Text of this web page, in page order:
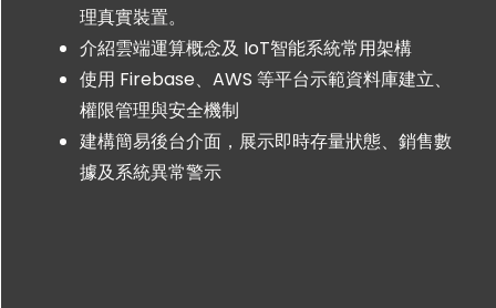
理真實裝置。​
介紹雲端運算概念及 IoT智能系統常用架構
使用 Firebase、AWS 等平台示範資料庫建立、
權限管理與安全機制
建構簡易後台介面，展示即時存量狀態、銷售數
據及系統異常警示